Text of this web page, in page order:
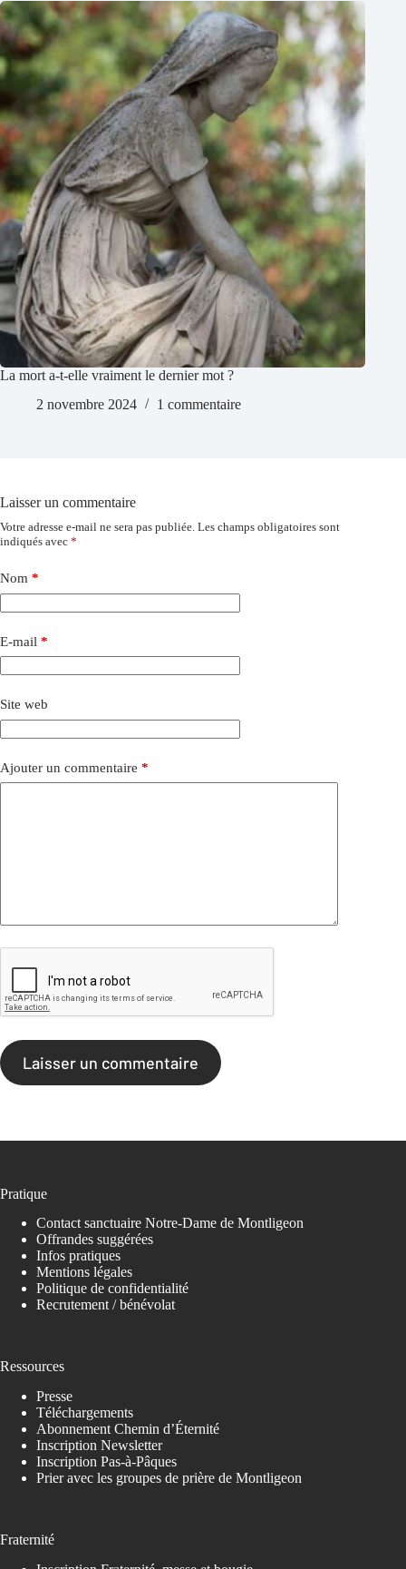
La mort a-t-elle vraiment le dernier mot ?
2 novembre 2024
1 commentaire
Laisser un commentaire
Votre adresse e-mail ne sera pas publiée. Les champs obligatoires sont
indiqués avec *
Nom *
E-mail *
Site web
Ajouter un commentaire *
Laisser un commentaire
Pratique
Contact sanctuaire Notre-Dame de Montligeon
Offrandes suggérées
Infos pratiques
Mentions légales
Politique de confidentialité
Recrutement / bénévolat
Ressources
Presse
Téléchargements
Abonnement Chemin d’Éternité
Inscription Newsletter
Inscription Pas-à-Pâques
Prier avec les groupes de prière de Montligeon
Fraternité